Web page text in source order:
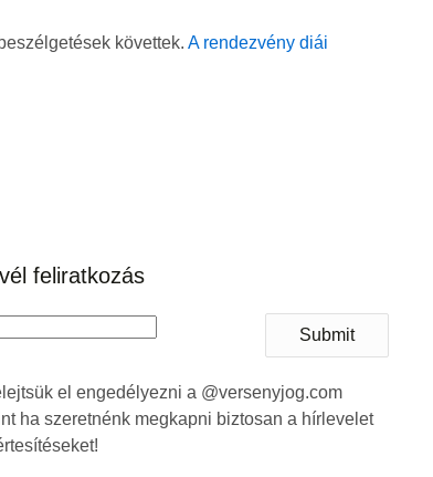
követtek. A rendezvény diái
feliratkozás
Submit
el engedélyezni a @versenyjog.com
ha szeretnénk megkapni biztosan a hírlevelet